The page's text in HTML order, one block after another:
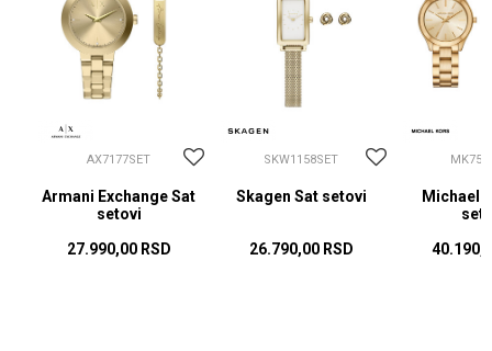
AX7177SET
Armani Exchange Sat
setovi
27.990,00 RSD
SKW1158SET
Skagen Sat setovi
26.790,00 RSD
Michael